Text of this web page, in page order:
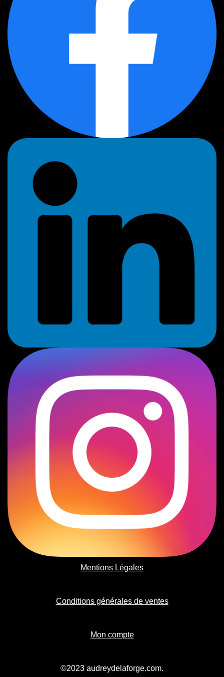
Mentions Légales
Conditions générales de ventes
Mon compte
©2023 audreydelaforge.com.